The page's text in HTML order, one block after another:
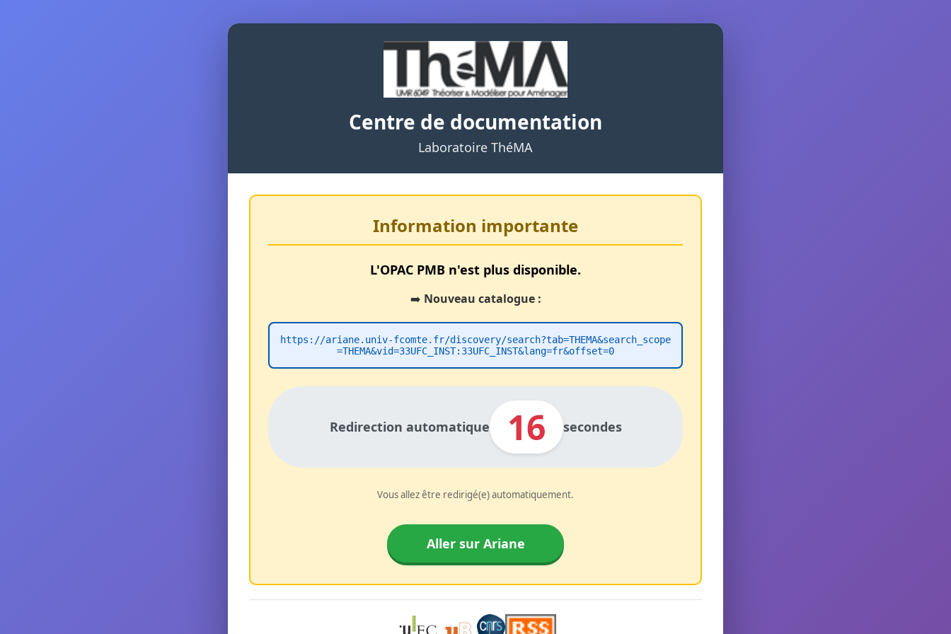
Centre de documentation
Laboratoire ThéMA
Information importante
L'OPAC PMB n'est plus disponible.
➡️ Nouveau catalogue :
https://ariane.univ-fcomte.fr/discovery/search?tab=THEMA&search_scope
=THEMA&vid=33UFC_INST:33UFC_INST&lang=fr&offset=0
Redirection automatique 16 secondes
Vous allez être redirigé(e) automatiquement.
Aller sur Ariane